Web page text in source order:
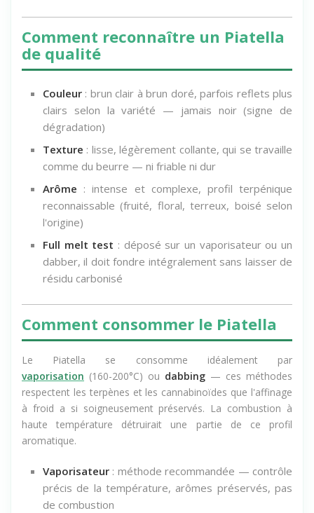
Comment reconnaître un Piatella
de qualité
Couleur : brun clair à brun doré, parfois reflets plus
clairs selon la variété — jamais noir (signe de
dégradation)
Texture : lisse, légèrement collante, qui se travaille
comme du beurre — ni friable ni dur
Arôme : intense et complexe, profil terpénique
reconnaissable (fruité, floral, terreux, boisé selon
l'origine)
Full melt test : déposé sur un vaporisateur ou un
dabber, il doit fondre intégralement sans laisser de
résidu carbonisé
Comment consommer le Piatella
Le Piatella se consomme idéalement par
vaporisation (160-200°C) ou dabbing — ces méthodes
respectent les terpènes et les cannabinoïdes que l'affinage
à froid a si soigneusement préservés. La combustion à
haute température détruirait une partie de ce profil
aromatique.
Vaporisateur : méthode recommandée — contrôle
précis de la température, arômes préservés, pas
de combustion